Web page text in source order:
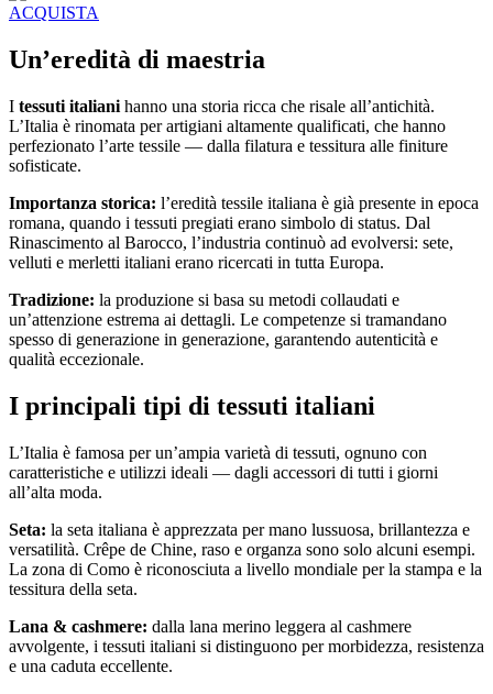
ACQUISTA
Un’eredità di maestria
I tessuti italiani hanno una storia ricca che risale all’antichità.
L’Italia è rinomata per artigiani altamente qualificati, che hanno
perfezionato l’arte tessile — dalla filatura e tessitura alle finiture
sofisticate.
Importanza storica: l’eredità tessile italiana è già presente in epoca
romana, quando i tessuti pregiati erano simbolo di status. Dal
Rinascimento al Barocco, l’industria continuò ad evolversi: sete,
velluti e merletti italiani erano ricercati in tutta Europa.
Tradizione: la produzione si basa su metodi collaudati e
un’attenzione estrema ai dettagli. Le competenze si tramandano
spesso di generazione in generazione, garantendo autenticità e
qualità eccezionale.
I principali tipi di tessuti italiani
L’Italia è famosa per un’ampia varietà di tessuti, ognuno con
caratteristiche e utilizzi ideali — dagli accessori di tutti i giorni
all’alta moda.
Seta: la seta italiana è apprezzata per mano lussuosa, brillantezza e
versatilità. Crêpe de Chine, raso e organza sono solo alcuni esempi.
La zona di Como è riconosciuta a livello mondiale per la stampa e la
tessitura della seta.
Lana & cashmere: dalla lana merino leggera al cashmere
avvolgente, i tessuti italiani si distinguono per morbidezza, resistenza
e una caduta eccellente.